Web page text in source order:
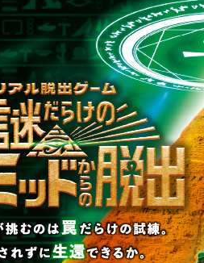
・コラボレ
のご質問や
せください